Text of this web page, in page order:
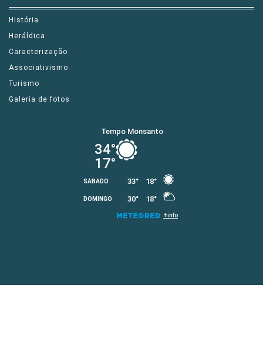
História
Heráldica
Caracterização
Associativismo
Turismo
Galeria de fotos